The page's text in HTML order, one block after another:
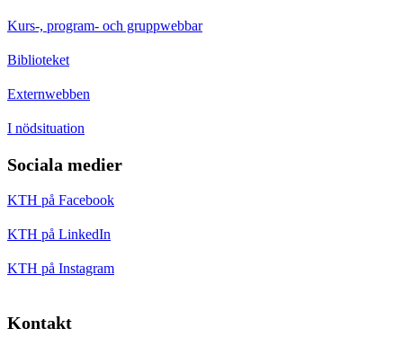
Kurs-, program- och gruppwebbar
Biblioteket
Externwebben
I nödsituation
Sociala medier
KTH på Facebook
KTH på LinkedIn
KTH på Instagram
Kontakt